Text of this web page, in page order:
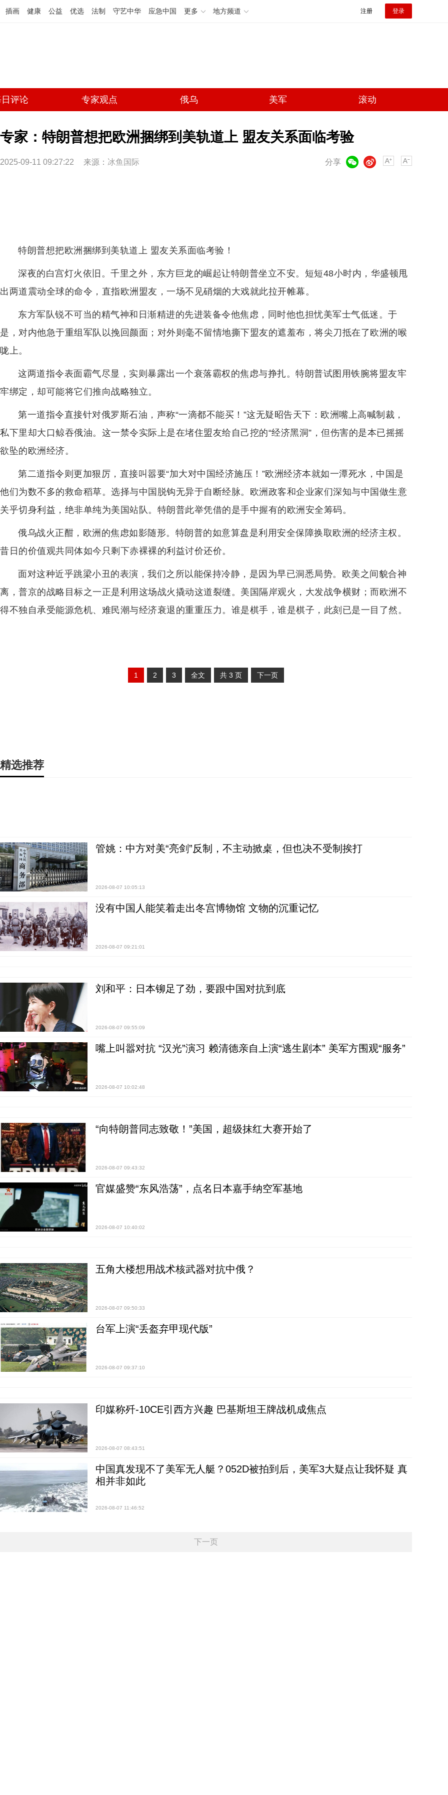
插画 健康 公益 优选 法制 守艺中华 应急中国 更多 地方频道 注册 登录
评论 专家观点 俄乌 美军 滚动
专家：特朗普想把欧洲捆绑到美轨道上 盟友关系面临考验
2025-09-11 09:27:22 来源： 冰鱼国际 分享
微博
特朗普想把欧洲捆绑到美轨道上 盟友关系面临考验！
深夜的白宫灯火依旧。千里之外，东方巨龙的崛起让特朗普坐立不安。短短48小时内，华盛顿甩
出两道震动全球的命令，直指欧洲盟友，一场不见硝烟的大戏就此拉开帷幕。
东方军队锐不可当的精气神和日渐精进的先进装备令他焦虑，同时他也担忧美军士气低迷。于
是，对内他急于重组军队以挽回颜面；对外则毫不留情地撕下盟友的遮羞布，将尖刀抵在了欧洲的喉
咙上。
这两道指令表面霸气尽显，实则暴露出一个衰落霸权的焦虑与挣扎。特朗普试图用铁腕将盟友牢
牢绑定，却可能将它们推向战略独立。
第一道指令直接针对俄罗斯石油，声称“一滴都不能买！”这无疑昭告天下：欧洲嘴上高喊制裁，
私下里却大口鲸吞俄油。这一禁令实际上是在堵住盟友给自己挖的“经济黑洞”，但伤害的是本已摇摇
欲坠的欧洲经济。
第二道指令则更加狠厉，直接叫嚣要“加大对中国经济施压！”欧洲经济本就如一潭死水，中国是
他们为数不多的救命稻草。选择与中国脱钩无异于自断经脉。欧洲政客和企业家们深知与中国做生意
关乎切身利益，绝非单纯为美国站队。特朗普此举凭借的是手中握有的欧洲安全筹码。
俄乌战火正酣，欧洲的焦虑如影随形。特朗普的如意算盘是利用安全保障换取欧洲的经济主权。
昔日的价值观共同体如今只剩下赤裸裸的利益讨价还价。
面对这种近乎跳梁小丑的表演，我们之所以能保持冷静，是因为早已洞悉局势。欧美之间貌合神
离，普京的战略目标之一正是利用这场战火撬动这道裂缝。美国隔岸观火，大发战争横财；而欧洲不
得不独自承受能源危机、难民潮与经济衰退的重重压力。谁是棋手，谁是棋子，此刻已是一目了然。
1 2 3 全文 共 3 页 下一页
精选推荐
管姚：中方对美“亮剑”反制，不主动掀桌，但也决不受制挨打
2026-08-07 10:05:13
没有中国人能笑着走出冬宫博物馆 文物的沉重记忆
2026-08-07 09:21:01
刘和平：日本铆足了劲，要跟中国对抗到底
2026-08-07 09:55:09
嘴上叫嚣对抗 “汉光”演习 赖清德亲自上演“逃生剧本” 美军方围观“服务”
2026-08-07 10:02:48
“向特朗普同志致敬！”美国，超级抹红大赛开始了
2026-08-07 09:43:32
官媒盛赞“东风浩荡”，点名日本嘉手纳空军基地
2026-08-07 10:40:02
五角大楼想用战术核武器对抗中俄？
2026-08-07 09:50:33
台军上演“丢盔弃甲现代版”
2026-08-07 09:37:10
印媒称歼-10CE引西方兴趣 巴基斯坦王牌战机成焦点
2026-08-07 08:43:51
中国真发现不了美军无人艇？052D被拍到后，美军3大疑点让我怀疑 真
相并非如此
2026-08-07 11:46:52
下一页